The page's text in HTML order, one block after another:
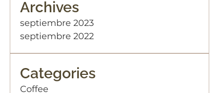
Archives
septiembre 2023
septiembre 2022
Categories
Coffee